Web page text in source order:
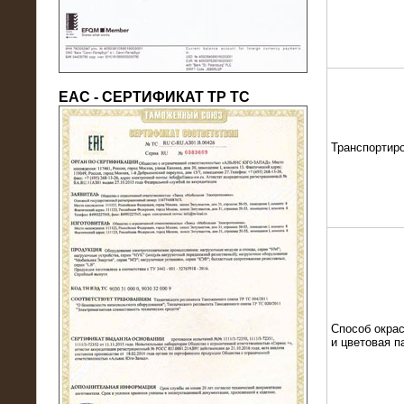
22.05.2016
Нагрузочный модуль в контейнере
10 МВт (0,4 кВ - напряжение)
ЕАС - СЕРТИФИКАТ ТР ТС
Способ
и цветовая